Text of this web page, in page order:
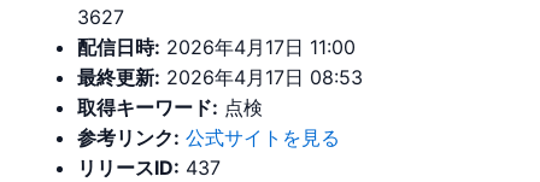
3627
配信日時: 2026年4月17日 11:00
最終更新: 2026年4月17日 08:53
取得キーワード: 点検
参考リンク: 公式サイトを見る
リリースID: 437